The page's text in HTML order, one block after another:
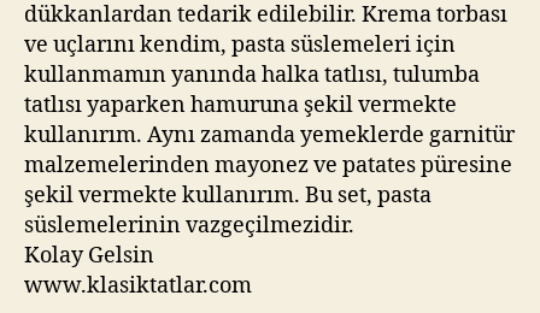
dükkanlardan tedarik edilebilir. Krema torbası
ve uçlarını kendim, pasta süslemeleri için
kullanmamın yanında halka tatlısı, tulumba
tatlısı yaparken hamuruna şekil vermekte
kullanırım. Aynı zamanda yemeklerde garnitür
malzemelerinden mayonez ve patates püresine
şekil vermekte kullanırım. Bu set, pasta
süslemelerinin vazgeçilmezidir.
Kolay Gelsin
www.klasiktatlar.com